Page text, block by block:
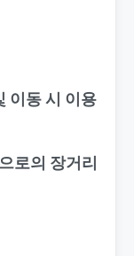
이동 시 이용
로의 장거리